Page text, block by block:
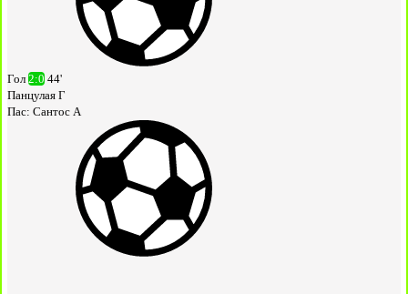
Гол 2:0 44'
Панцулая Г
Пас: Сантос А